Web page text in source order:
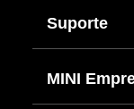
Suporte
MINI